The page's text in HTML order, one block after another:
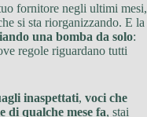
fornitore negli ultimi mesi,
si sta riorganizzando. E la
una bomba da solo:
regole riguardano tutti
inaspettati, voci che
di qualche mese fa, stai